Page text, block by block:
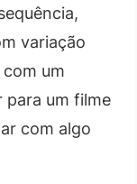
variação
um
para um filme
com algo